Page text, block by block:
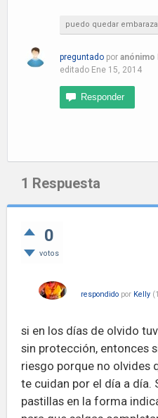
puedo quedar
preguntado por anónimo
editado Ene 15, 2014
1 Respuesta
0
votos
respondido por Kelly (
si en los días de olvido
sin protección, entonces
riesgo porque no olvides
te cuidan por el día a día.
pastillas en la forma